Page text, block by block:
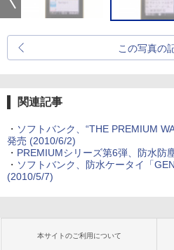
この写真の
関連記事
・ ソフトバンク、“THE PREMIUM
発売 (2010/6/2)
・ PREMIUMシリーズ第6弾、防水防
・ ソフトバンク、防水ケータイ「
(2010/5/7)
本サイトのご利用について